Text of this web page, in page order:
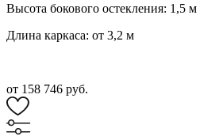
Высота бокового остекления: 1,5 м
Длина каркаса: от 3,2 м
от 158 746 руб.